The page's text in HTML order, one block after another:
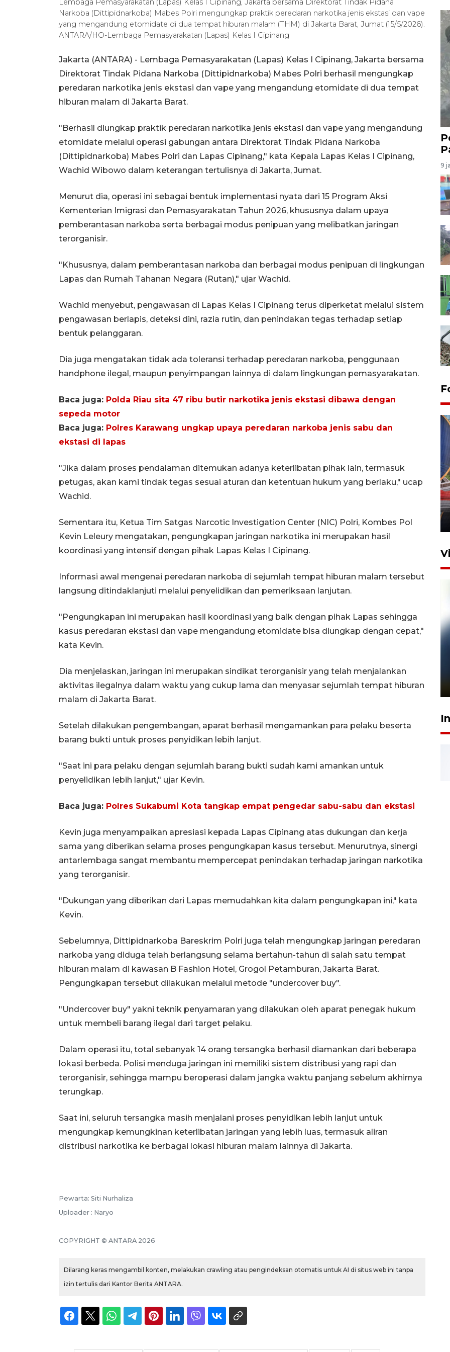
Lembaga Pemasyarakatan (Lapas) Kelas I Cipinang, Jakarta bersama Direktorat Tindak Pidana
Narkoba (Dittipidnarkoba) Mabes Polri mengungkap praktik peredaran narkotika jenis ekstasi dan vape
yang mengandung etomidate di dua tempat hiburan malam (THM) di Jakarta Barat, Jumat (15/5/2026).
ANTARA/HO-Lembaga Pemasyarakatan (Lapas) Kelas I Cipinang
Jakarta (ANTARA) - Lembaga Pemasyarakatan (Lapas) Kelas I Cipinang, Jakarta bersama
Direktorat Tindak Pidana Narkoba (Dittipidnarkoba) Mabes Polri berhasil mengungkap
peredaran narkotika jenis ekstasi dan vape yang mengandung etomidate di dua tempat
hiburan malam di Jakarta Barat.
"Berhasil diungkap praktik peredaran narkotika jenis ekstasi dan vape yang mengandung
etomidate melalui operasi gabungan antara Direktorat Tindak Pidana Narkoba
(Dittipidnarkoba) Mabes Polri dan Lapas Cipinang," kata Kepala Lapas Kelas I Cipinang,
Wachid Wibowo dalam keterangan tertulisnya di Jakarta, Jumat.
Menurut dia, operasi ini sebagai bentuk implementasi nyata dari 15 Program Aksi
Kementerian Imigrasi dan Pemasyarakatan Tahun 2026, khususnya dalam upaya
pemberantasan narkoba serta berbagai modus penipuan yang melibatkan jaringan
terorganisir.
"Khususnya, dalam pemberantasan narkoba dan berbagai modus penipuan di lingkungan
Lapas dan Rumah Tahanan Negara (Rutan)," ujar Wachid.
Wachid menyebut, pengawasan di Lapas Kelas I Cipinang terus diperketat melalui sistem
pengawasan berlapis, deteksi dini, razia rutin, dan penindakan tegas terhadap setiap
bentuk pelanggaran.
Dia juga mengatakan tidak ada toleransi terhadap peredaran narkoba, penggunaan
handphone ilegal, maupun penyimpangan lainnya di dalam lingkungan pemasyarakatan.
Baca juga: Polda Riau sita 47 ribu butir narkotika jenis ekstasi dibawa dengan
sepeda motor
Baca juga: Polres Karawang ungkap upaya peredaran narkoba jenis sabu dan
ekstasi di lapas
"Jika dalam proses pendalaman ditemukan adanya keterlibatan pihak lain, termasuk
petugas, akan kami tindak tegas sesuai aturan dan ketentuan hukum yang berlaku," ucap
Wachid.
Sementara itu, Ketua Tim Satgas Narcotic Investigation Center (NIC) Polri, Kombes Pol
Kevin Leleury mengatakan, pengungkapan jaringan narkotika ini merupakan hasil
koordinasi yang intensif dengan pihak Lapas Kelas I Cipinang.
Informasi awal mengenai peredaran narkoba di sejumlah tempat hiburan malam tersebut
langsung ditindaklanjuti melalui penyelidikan dan pemeriksaan lanjutan.
"Pengungkapan ini merupakan hasil koordinasi yang baik dengan pihak Lapas sehingga
kasus peredaran ekstasi dan vape mengandung etomidate bisa diungkap dengan cepat,"
kata Kevin.
Dia menjelaskan, jaringan ini merupakan sindikat terorganisir yang telah menjalankan
aktivitas ilegalnya dalam waktu yang cukup lama dan menyasar sejumlah tempat hiburan
malam di Jakarta Barat.
Setelah dilakukan pengembangan, aparat berhasil mengamankan para pelaku beserta
barang bukti untuk proses penyidikan lebih lanjut.
"Saat ini para pelaku dengan sejumlah barang bukti sudah kami amankan untuk
penyelidikan lebih lanjut," ujar Kevin.
Baca juga: Polres Sukabumi Kota tangkap empat pengedar sabu-sabu dan ekstasi
Kevin juga menyampaikan apresiasi kepada Lapas Cipinang atas dukungan dan kerja
sama yang diberikan selama proses pengungkapan kasus tersebut. Menurutnya, sinergi
antarlembaga sangat membantu mempercepat penindakan terhadap jaringan narkotika
yang terorganisir.
"Dukungan yang diberikan dari Lapas memudahkan kita dalam pengungkapan ini," kata
Kevin.
Sebelumnya, Dittipidnarkoba Bareskrim Polri juga telah mengungkap jaringan peredaran
narkoba yang diduga telah berlangsung selama bertahun-tahun di salah satu tempat
hiburan malam di kawasan B Fashion Hotel, Grogol Petamburan, Jakarta Barat.
Pengungkapan tersebut dilakukan melalui metode "undercover buy".
"Undercover buy" yakni teknik penyamaran yang dilakukan oleh aparat penegak hukum
untuk membeli barang ilegal dari target pelaku.
Dalam operasi itu, total sebanyak 14 orang tersangka berhasil diamankan dari beberapa
lokasi berbeda. Polisi menduga jaringan ini memiliki sistem distribusi yang rapi dan
terorganisir, sehingga mampu beroperasi dalam jangka waktu panjang sebelum akhirnya
terungkap.
Saat ini, seluruh tersangka masih menjalani proses penyidikan lebih lanjut untuk
mengungkap kemungkinan keterlibatan jaringan yang lebih luas, termasuk aliran
distribusi narkotika ke berbagai lokasi hiburan malam lainnya di Jakarta.
Pewarta: Siti Nurhaliza
Uploader : Naryo
COPYRIGHT © ANTARA 2026
Dilarang keras mengambil konten, melakukan crawling atau pengindeksan otomatis untuk AI di situs web ini tanpa
izin tertulis dari Kantor Berita ANTARA.
9
Komisi V DPR tinjau
12 Juni 2026 18:49
sampai 8 tahan?
1 Juni 2026 05:47
2026-08-07 18:00:00